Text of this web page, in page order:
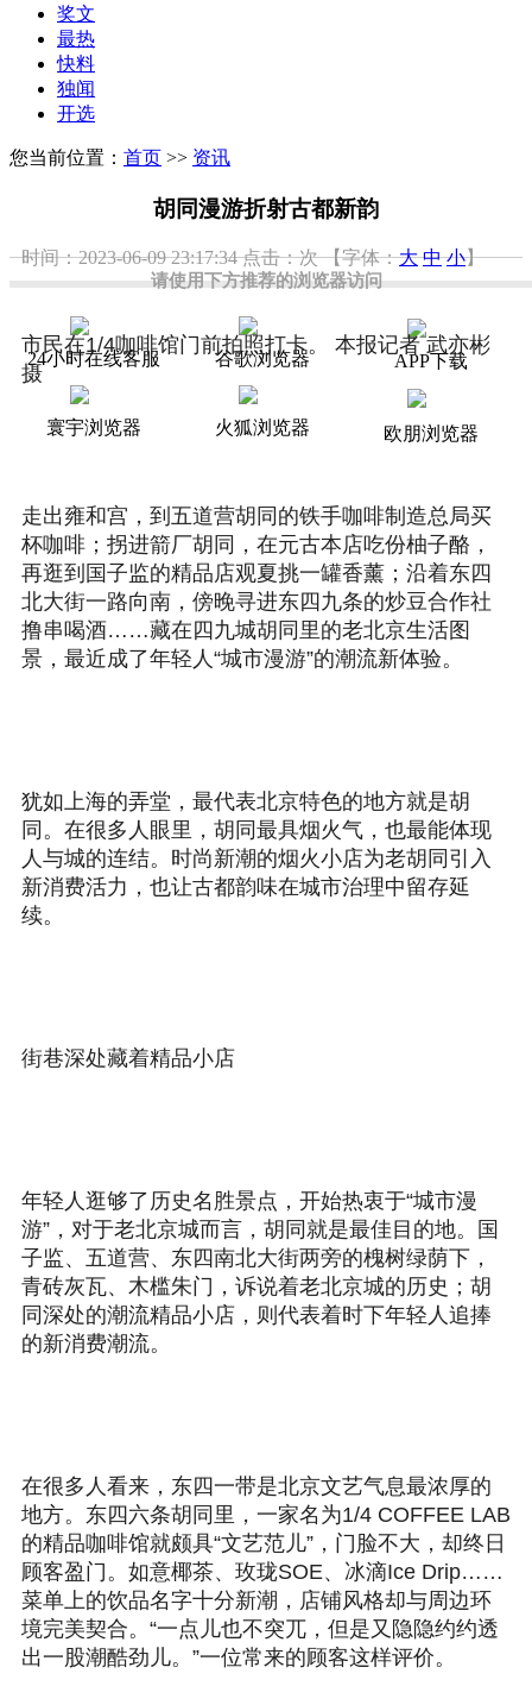
请使用下方推荐的浏览器访问
24小时在线客服 谷歌浏览器 APP下载
寰宇浏览器 火狐浏览器 欧朋浏览器
奖文
最热
快料
独闻
开选
您当前位置： 首页 >> 资讯
胡同漫游折射古都新韵
时间：2023-06-09 23:17:34点击：次 【字体：大 中 小】
市民在1/4咖啡馆门前拍照打卡。 本报记者 武亦彬
摄
走出雍和宫，到五道营胡同的铁手咖啡制造总局买
杯咖啡；拐进箭厂胡同，在元古本店吃份柚子酪，
再逛到国子监的精品店观夏挑一罐香薰；沿着东四
北大街一路向南，傍晚寻进东四九条的炒豆合作社
撸串喝酒……藏在四九城胡同里的老北京生活图
景，最近成了年轻人“城市漫游”的潮流新体验。
犹如上海的弄堂，最代表北京特色的地方就是胡
同。在很多人眼里，胡同最具烟火气，也最能体现
人与城的连结。时尚新潮的烟火小店为老胡同引入
新消费活力，也让古都韵味在城市治理中留存延
续。
街巷深处藏着精品小店
年轻人逛够了历史名胜景点，开始热衷于“城市漫
游”，对于老北京城而言，胡同就是最佳目的地。国
子监、五道营、东四南北大街两旁的槐树绿荫下，
青砖灰瓦、木槛朱门，诉说着老北京城的历史；胡
同深处的潮流精品小店，则代表着时下年轻人追捧
的新消费潮流。
在很多人看来，东四一带是北京文艺气息最浓厚的
地方。东四六条胡同里，一家名为1/4 COFFEE LAB
的精品咖啡馆就颇具“文艺范儿”，门脸不大，却终日
顾客盈门。如意椰茶、玫珑SOE、冰滴Ice Drip……
菜单上的饮品名字十分新潮，店铺风格却与周边环
境完美契合。“一点儿也不突兀，但是又隐隐约约透
出一股潮酷劲儿。”一位常来的顾客这样评价。